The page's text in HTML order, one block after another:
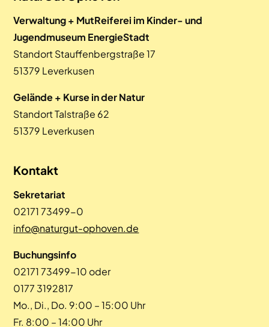
Verwaltung + MutReiferei im Kinder- und
Jugendmuseum EnergieStadt
Standort Stauffenbergstraße 17
51379 Leverkusen
Gelände + Kurse in der Natur
Standort Talstraße 62
51379 Leverkusen
Kontakt
Sekretariat
02171 73499-0
info@naturgut-ophoven.de
Buchungsinfo
02171 73499-10 oder
0177 3192817
Mo., Di., Do. 9:00 – 15:00 Uhr
Fr. 8:00 – 14:00 Uhr